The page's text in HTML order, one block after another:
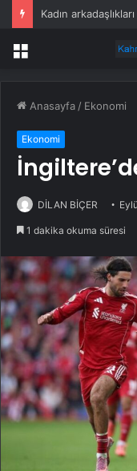
Kadın
Menü
Anasayfa / Ekonomi
Ekonomi
DİLAN BİÇER
1 dakika okuma süresi